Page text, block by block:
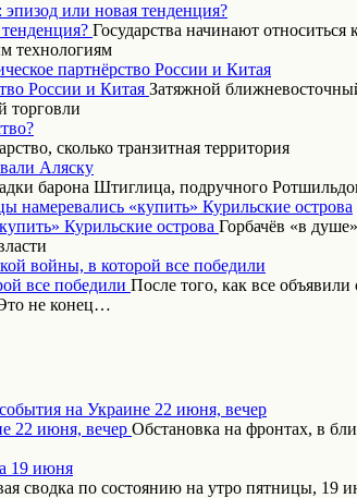
или новая тенденция?
Государства начинают относиться
технологиям
партнёрство России и Китая
Затяжной
торговли
сколько транзитная территория
Аляску
барона Штиглица, подручного
намеревались «купить» Курильские острова
Горбачёв «в
войны, в которой все победили
После того, как все объявили
не конец…
на Украине 22 июня, вечер
Обстановка на фронтах, в
19 июня
сводка по состоянию на утро пятницы, 19